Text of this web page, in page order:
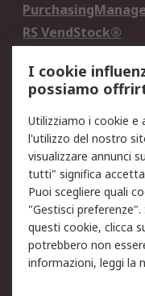
RS VendStock®
Legale
Informativa
Email Security
Condizioni di
Etica e
Chi Siamo
I cookie
possiamo
Utilizziamo i cookie e
l'utilizzo del nostro
visualizzare annunci
tutti" significa
Puoi scegliere quali
"Gestisci
questi cookie, clicca
potrebbero non
informazioni, leggi la